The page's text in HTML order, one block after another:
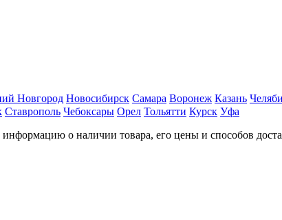
Новгород Новосибирск Самара Воронеж Казань
Ставрополь Чебоксары Орел Тольятти Курск Уфа
о наличии товара, его цены и способов